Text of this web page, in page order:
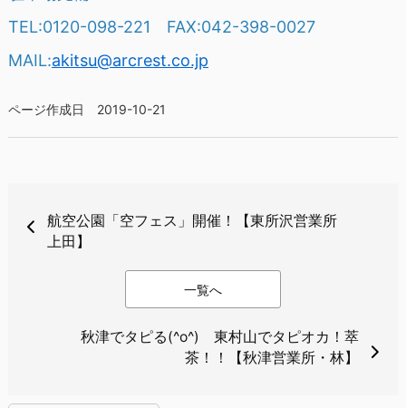
TEL:0120-098-221 FAX:042-398-0027
MAIL:akitsu@arcrest.co.jp
ページ作成日 2019-10-21
航空公園「空フェス」開催！【東所沢営業所
上田】
一覧へ
秋津でタピる(^o^) 東村山でタピオカ！萃
茶！！【秋津営業所・林】